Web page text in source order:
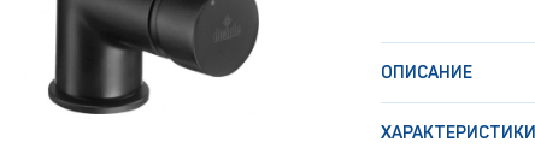
ОПИСАНИЕ
ХАРАКТЕРИСТИКИ